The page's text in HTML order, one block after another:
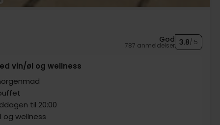
God
787 anmeldelser 3.8/ 5
vin/øl og wellness
til 20:00
og wellness